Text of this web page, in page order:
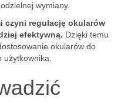
wymiany.
czyni regulację okularów
efektywną. Dzięki temu
okularów do